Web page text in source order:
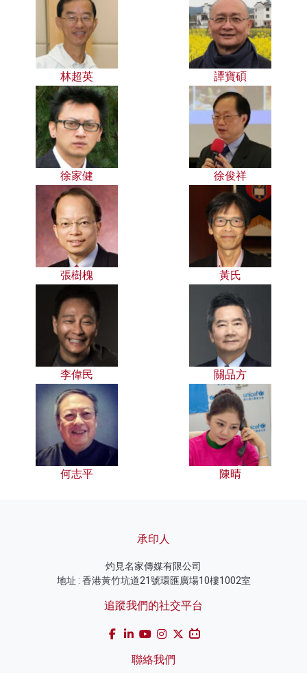
林超英 譚寶碩
徐家健 徐俊祥
張樹槐 黃氏
李偉民 關品方
何志平 陳晴
承印人
灼見名家傳媒有限公司
地址 : 香港黃竹坑道21號環匯廣場10樓1002室
追蹤我們的社交平台
聯絡我們